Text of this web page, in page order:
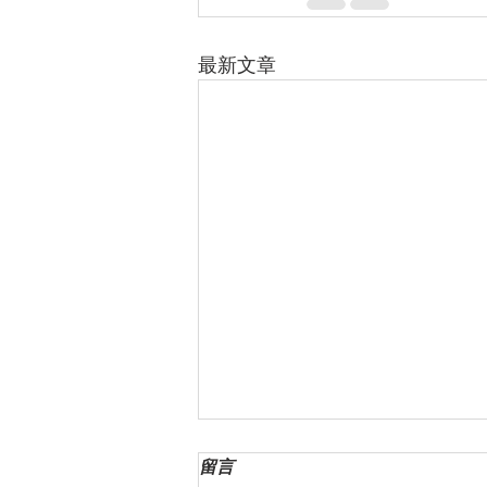
最新文章
美国这边的个人信用管理和评
留言